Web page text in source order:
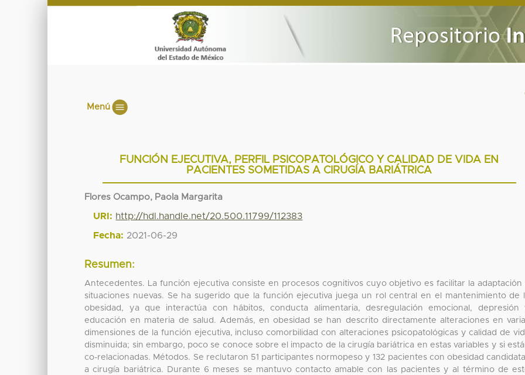
Menú
FUNCIÓN EJECUTIVA, PERFIL PSICOPATOLÓGICO Y CALIDAD DE VIDA EN
PACIENTES SOMETIDAS A CIRUGÍA BARIÁTRICA
Flores Ocampo, Paola Margarita
URI: http://hdl.handle.net/20.500.11799/112383
Fecha: 2021-06-29
Resumen:
Antecedentes. La función ejecutiva consiste en procesos cognitivos cuyo objetivo es facilitar la adaptación
situaciones nuevas. Se ha sugerido que la función ejecutiva juega un rol central en el mantenimiento de
obesidad, ya que interactúa con hábitos, conducta alimentaria, desregulación emocional, depresión
educación en materia de salud. Además, en obesidad se han descrito directamente alteraciones en
dimensiones de la función ejecutiva, incluso comorbilidad con alteraciones psicopatológicas y calidad de
disminuida; sin embargo, poco se conoce sobre el impacto de la cirugía bariátrica en estas variables y si
co-relacionadas. Métodos. Se reclutaron 51 participantes normopeso y 132 pacientes con obesidad
a cirugía bariátrica. Durante 6 meses se mantuvo contacto amable con las pacientes y al término de